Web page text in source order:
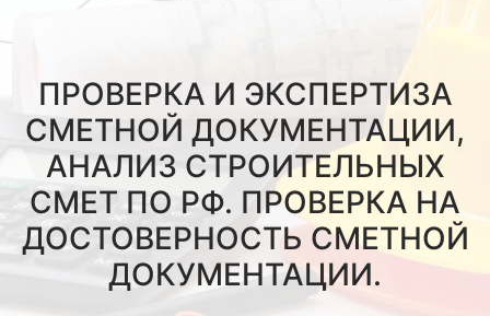
ПРОВЕРКА И ЭКСПЕРТИЗА
СМЕТНОЙ ДОКУМЕНТАЦИИ,
АНАЛИЗ СТРОИТЕЛЬНЫХ
СМЕТ ПО РФ. ПРОВЕРКА НА
ДОСТОВЕРНОСТЬ СМЕТНОЙ
ДОКУМЕНТАЦИИ.